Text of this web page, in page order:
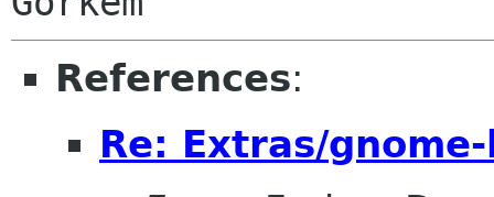
References:
Re: Extras/